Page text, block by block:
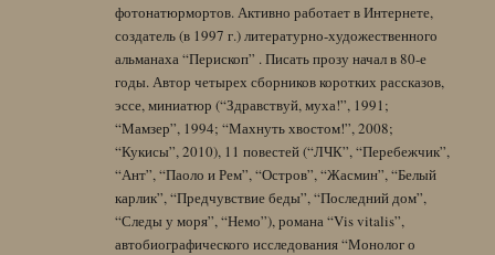
фотонатюрмортов. Активно работает в Интернете,
создатель (в 1997 г.) литературно-художественного
альманаха “Перископ” . Писать прозу начал в 80-е
годы. Автор четырех сборников коротких рассказов,
эссе, миниатюр (“Здравствуй, муха!”, 1991;
“Мамзер”, 1994; “Махнуть хвостом!”, 2008;
“Кукисы”, 2010), 11 повестей (“ЛЧК”, “Перебежчик”,
“Ант”, “Паоло и Рем”, “Остров”, “Жасмин”, “Белый
карлик”, “Предчувствие беды”, “Последний дом”,
“Следы у моря”, “Немо”), романа “Vis vitalis”,
автобиографического исследования “Монолог о